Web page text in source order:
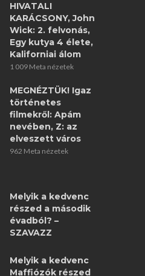
HIVATALI
KARÁCSONY, John
Wick: 2. felvonás,
Egy kutya 4 élete,
Kaliforniai álom
1 009 Meta nézetek
MEGNÉZTÜK! Igaz
történetes
filmekről: Apám
nevében, Z: az
elveszett város
962 Meta nézetek
Melyik a kedvenc
részed a második
évadból? –
SZAVAZZ
Melyik a kedvenc
Maffiózók részed